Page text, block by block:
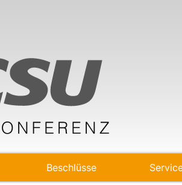
Beschlüsse